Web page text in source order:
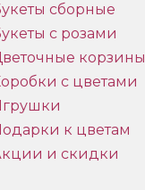
сборные
с розами
корзины
с цветами
к цветам
и скидки